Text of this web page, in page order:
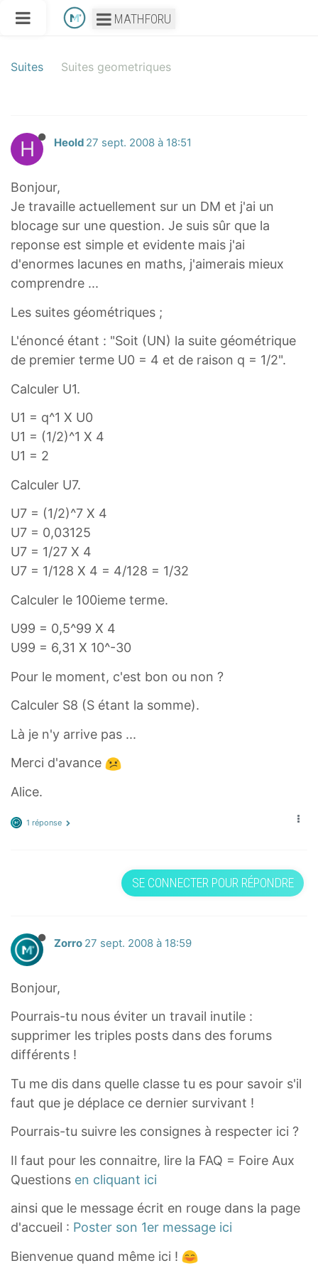
MATHFORU
Suites Suites geometriques
H Heold 27 sept. 2008 à 18:51
Bonjour,
Je travaille actuellement sur un DM et j'ai un
blocage sur une question. Je suis sûr que la
reponse est simple et evidente mais j'ai
d'enormes lacunes en maths, j'aimerais mieux
comprendre ...
Les suites géométriques ;
L'énoncé étant : "Soit (UN) la suite géométrique
de premier terme U0 = 4 et de raison q = 1/2".
Calculer U1.
U1 = q^1 X U0
U1 = (1/2)^1 X 4
U1 = 2
Calculer U7.
U7 = (1/2)^7 X 4
U7 = 0,03125
U7 = 1/27 X 4
U7 = 1/128 X 4 = 4/128 = 1/32
Calculer le 100ieme terme.
U99 = 0,5^99 X 4
U99 = 6,31 X 10^-30
Pour le moment, c'est bon ou non ?
Calculer S8 (S étant la somme).
Là je n'y arrive pas ...
Merci d'avance
Alice.
1 réponse
SE CONNECTER POUR RÉPONDRE
Zorro 27 sept. 2008 à 18:59
Bonjour,
Pourrais-tu nous éviter un travail inutile :
supprimer les triples posts dans des forums
différents !
Tu me dis dans quelle classe tu es pour savoir s'il
faut que je déplace ce dernier survivant !
Pourrais-tu suivre les consignes à respecter ici ?
Il faut pour les connaitre, lire la FAQ = Foire Aux
Questions en cliquant ici
ainsi que le message écrit en rouge dans la page
d'accueil : Poster son 1er message ici
Bienvenue quand même ici !